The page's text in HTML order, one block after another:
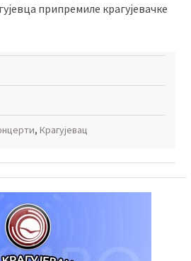
припремиле крагујевачке
, Крагујевац